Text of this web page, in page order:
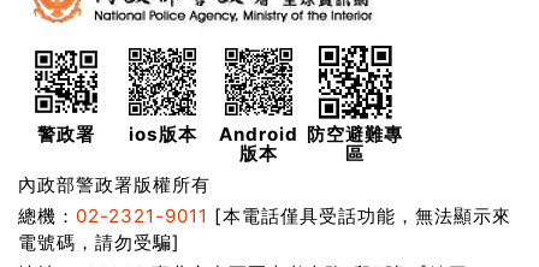
警政署 ios版本
Android
版本
防空避難專
區
內政部警政署版權所有
總機： 02-2321-9011 [本電話僅具受話功能，無法顯示來
電號碼，請勿受騙]